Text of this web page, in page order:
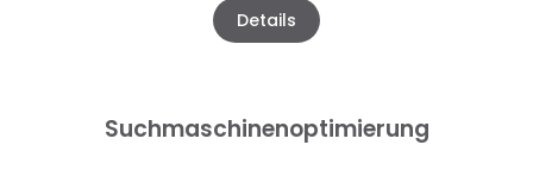
Details
Suchmaschinenoptimierung